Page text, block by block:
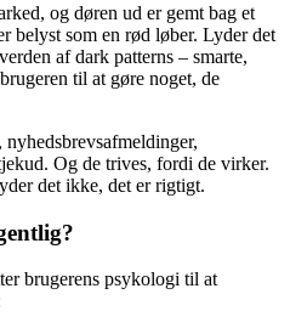
og døren ud er gemt bag et
belyst som en rød løber. Lyder det
af dark patterns – smarte,
til at gøre noget, de
Og de trives, fordi de virker.
det ikke, det er rigtigt.
brugerens psykologi til at